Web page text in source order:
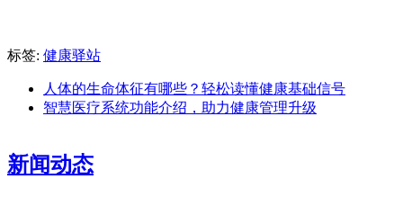
标签: 健康驿站
人体的生命体征有哪些？轻松读懂健康基础信号
智慧医疗系统功能介绍，助力健康管理升级
新闻动态